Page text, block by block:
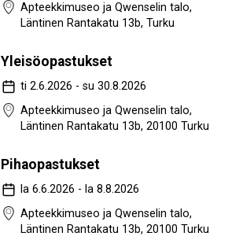
Apteekkimuseo ja Qwenselin talo,
Läntinen Rantakatu 13b, Turku
Yleisöopastukset
ti 2.6.2026 - su 30.8.2026
Apteekkimuseo ja Qwenselin talo,
Läntinen Rantakatu 13b, 20100 Turku
Pihaopastukset
la 6.6.2026 - la 8.8.2026
Apteekkimuseo ja Qwenselin talo,
Läntinen Rantakatu 13b, 20100 Turku